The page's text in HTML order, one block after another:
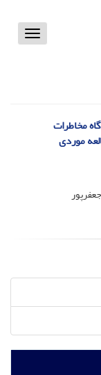
Toggle
مخاطرات
موردی